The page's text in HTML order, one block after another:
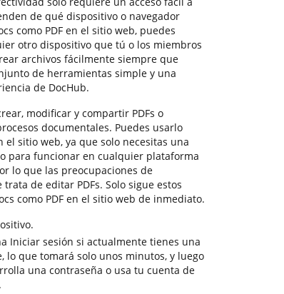
de qué dispositivo o navegador
como PDF en el sitio web, puedes
otro dispositivo que tú o los miembros
archivos fácilmente siempre que
de herramientas simple y una
de DocHub.
modificar y compartir PDFs o
documentales. Puedes usarlo
el sitio web, ya que solo necesitas una
para funcionar en cualquier plataforma
lo que las preocupaciones de
de editar PDFs. Solo sigue estos
como PDF en el sitio web de inmediato.
Iniciar sesión si actualmente tienes una
lo que tomará solo unos minutos, y luego
una contraseña o usa tu cuenta de